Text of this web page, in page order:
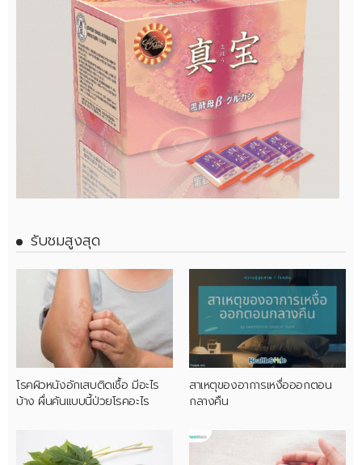
รับชมสูงสุด
โรคผิวหนังอักเสบติดเชื้อ มีอะไร
บ้าง ผื่นคันแบบนี้ป่วยโรคอะไร
สาเหตุของอาการเหงื่อออกตอน
กลางคืน